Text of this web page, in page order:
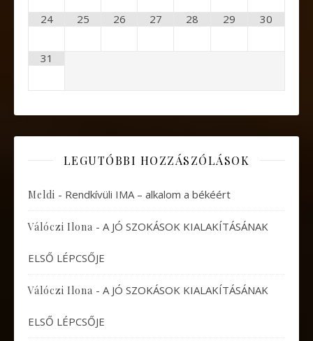
24 25 26 27 28 29 30
31
LEGUTÓBBI HOZZÁSZÓLÁSOK
Meldi - Rendkívüli IMA – alkalom a békéért
Válóczi Ilona - A JÓ SZOKÁSOK KIALAKÍTÁSÁNAK
ELSŐ LÉPCSŐJE
Válóczi Ilona - A JÓ SZOKÁSOK KIALAKÍTÁSÁNAK
ELSŐ LÉPCSŐJE